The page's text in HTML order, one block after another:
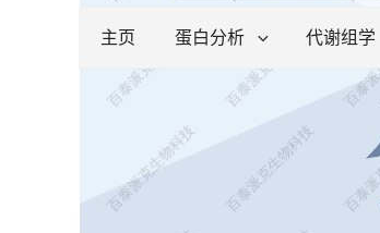
主页 蛋白分析 代谢组学